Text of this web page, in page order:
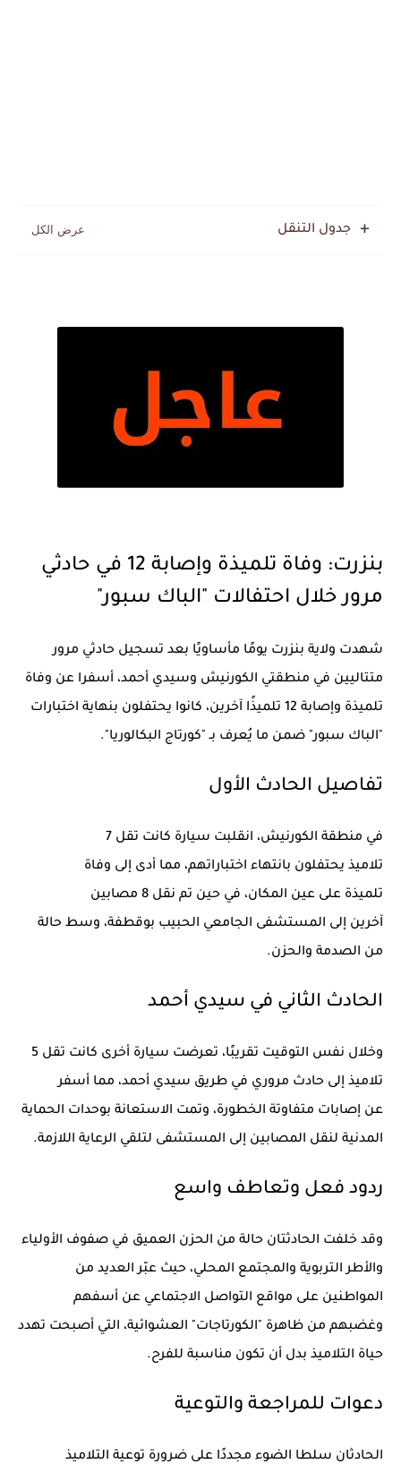
جدول التنقل
بنزرت: وفاة تلميذة وإصابة 12 في حادثي
مرور خلال احتفالات "الباك سبور"
شهدت ولاية بنزرت يومًا مأساويًا بعد تسجيل حادثي مرور
متتاليين في منطقتي الكورنيش وسيدي أحمد، أسفرا عن وفاة
تلميذة وإصابة 12 تلميذًا آخرين
، كانوا يحتفلون بنهاية اختبارات
"الباك سبور" ضمن ما يُعرف بـ "كورتاج البكالوريا".
تفاصيل الحادث الأول
في منطقة الكورنيش، انقلبت سيارة كانت تقل 7
تلاميذ يحتفلون بانتهاء اختباراتهم، مما أدى إلى وفاة
تلميذة على عين المكان، في حين تم نقل
8 مصابين
آخرين إلى المستشفى الجامعي الحبيب بوقطفة، وسط حالة
من الصدمة والحزن.
الحادث الثاني في سيدي أحمد
وخلال نفس التوقيت تقريبًا، تعرضت سيارة أخرى كانت تقل 5
تلاميذ إلى حادث مروري في طريق سيدي أحمد، مما أسفر
عن إصابات متفاوتة الخطورة، وتمت الاستعانة بوحدات الحماية
المدنية لنقل المصابين إلى المستشفى لتلقي الرعاية اللازمة.
ردود فعل وتعاطف واسع
وقد خلفت الحادثتان حالة من الحزن العميق في صفوف الأولياء
والأطر التربوية والمجتمع المحلي، حيث عبّر العديد من
المواطنين على مواقع التواصل الاجتماعي عن أسفهم
وغضبهم من ظاهرة "الكورتاجات" العشوائية، التي أصبحت تهدد
حياة التلاميذ بدل أن تكون مناسبة للفرح.
دعوات للمراجعة والتوعية
الحادثان سلطا الضوء مجددًا على ضرورة توعية التلاميذ